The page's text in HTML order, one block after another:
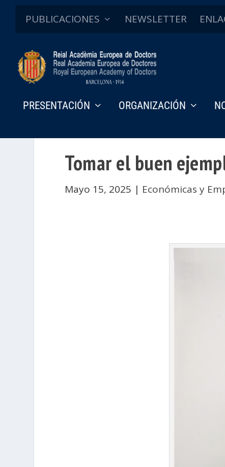
PUBLICACIONES NEWSLETTER
PRESENTACIÓN ORGANIZACIÓN
Tomar el buen
Mayo 15, 2025 | Económicas y